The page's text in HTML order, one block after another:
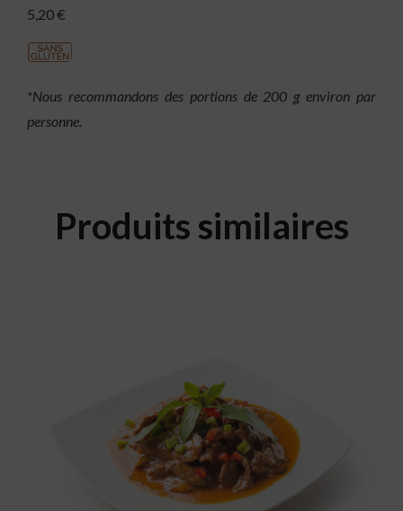
5,20 €
*Nous recommandons des portions de 200 g environ par
personne.
Produits similaires